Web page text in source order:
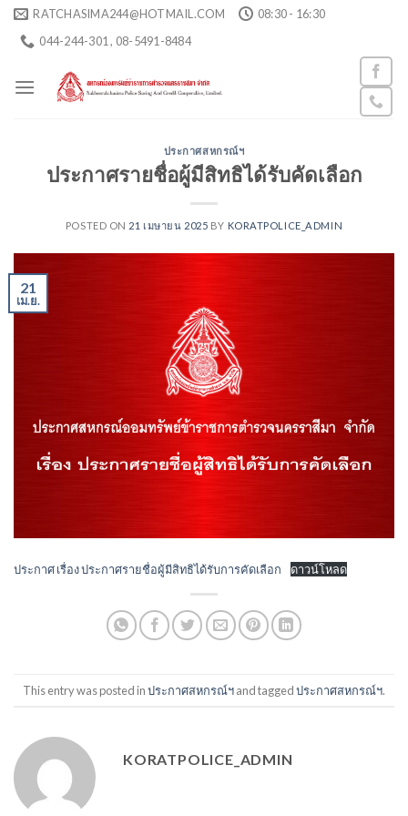
Skip RATCHASIMA244@HOTMAIL.COM
08:30 - 16:30
044-244-301 , 08-5491-8484
ประกาศสหกรณ์ฯ
ประกาศรายชื่อผู้มีสิทธิได้รับคัดเลือก
POSTED ON 21 เมษายน 2025 BY KORATPOLICE_ADMIN
21
เม.ย.
ประกาศ เรื่อง ประกาศรายชื่อผู้มีสิทธิได้รับการคัดเลือก ดาวน์โหลด
This entry was posted inประกาศสหกรณ์ฯand taggedประกาศสหกรณ์ฯ.
KORATPOLICE_ADMIN